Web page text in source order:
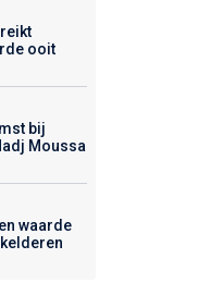
ooit
bij
Moussa
waarde